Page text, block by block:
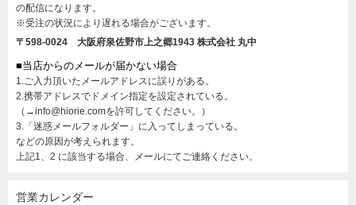
の配信になります。
※受注の状況により遅れる場合がございます。
〒598-0024 大阪府泉佐野市上之郷1943 株式会社 丸中
■当店からのメールが届かない場合
1.ご入力頂いたメールアドレスに誤りがある。
2.携帯アドレスでドメイン指定を設定されている。
（→info@hiorie.comを許可してください。）
3.「迷惑メールフォルダー」に入ってしまっている。
などの原因が考えられます。
上記1、2 に該当する場合、メールにてご連絡ください。
営業カレンダー